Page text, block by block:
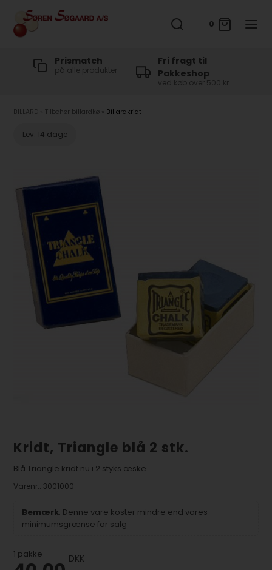
0
Prismatch
på alle produkter
Fri fragt til
Pakkeshop
ved køb over 500 kr
BILLARD Tilbehør billardkø Billardkridt
Lev. 14 dage
Kridt, Triangle blå 2 stk.
Blå Triangle kridt nu i 2 styks æske.
Varenr.: 3001000
Bemærk: Denne vare koster mindre end vores
minimumsgrænse for salg
1 pakke DKK